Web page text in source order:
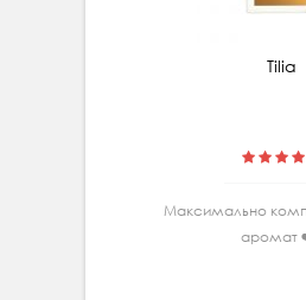
Tilia
Максимально
аромат